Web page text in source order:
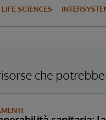
SCIENCES
che